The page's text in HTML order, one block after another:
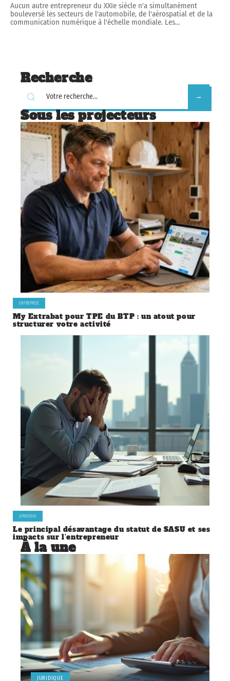
Aucun autre entrepreneur du XXIe siècle n'a simultanément
bouleversé les secteurs de l'automobile, de l'aérospatial et de la
communication numérique à l'échelle mondiale. Les…
Recherche
Sous les projecteurs
ENTREPRISE
My Extrabat pour TPE du BTP : un atout pour
structurer votre activité
JURIDIQUE
Le principal désavantage du statut de SASU et ses
impacts sur l’entrepreneur
À la une
JURIDIQUE